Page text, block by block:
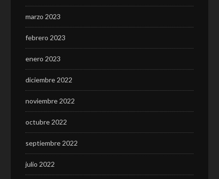
marzo 2023
febrero 2023
enero 2023
diciembre 2022
noviembre 2022
octubre 2022
septiembre 2022
julio 2022